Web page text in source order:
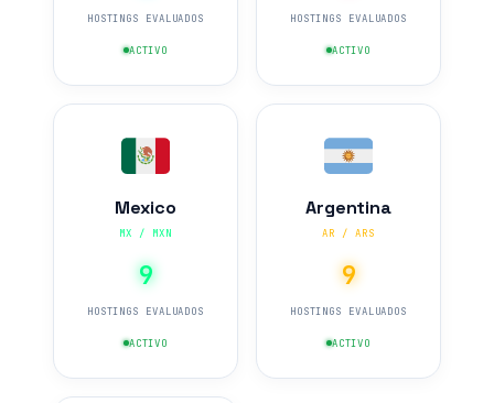
HOSTINGS EVALUADOS
ACTIVO
HOSTINGS EVALUADOS
ACTIVO
Mexico
MX / MXN
9
HOSTINGS EVALUADOS
ACTIVO
Argentina
AR / ARS
9
HOSTINGS EVALUADOS
ACTIVO